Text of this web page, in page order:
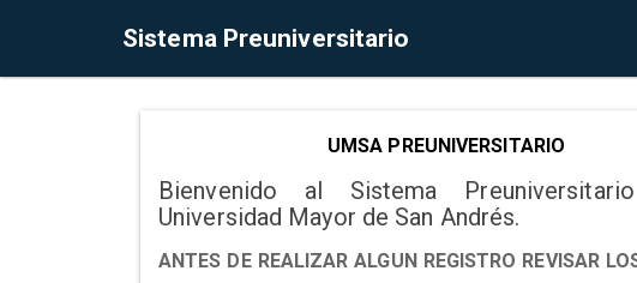
Sistema Preuniversitario
UMSA PREUNIVERSITARIO
Bienvenido al Sistema
Universidad Mayor de San Andrés.
ANTES DE REALIZAR ALGUN REGISTRO REVISAR